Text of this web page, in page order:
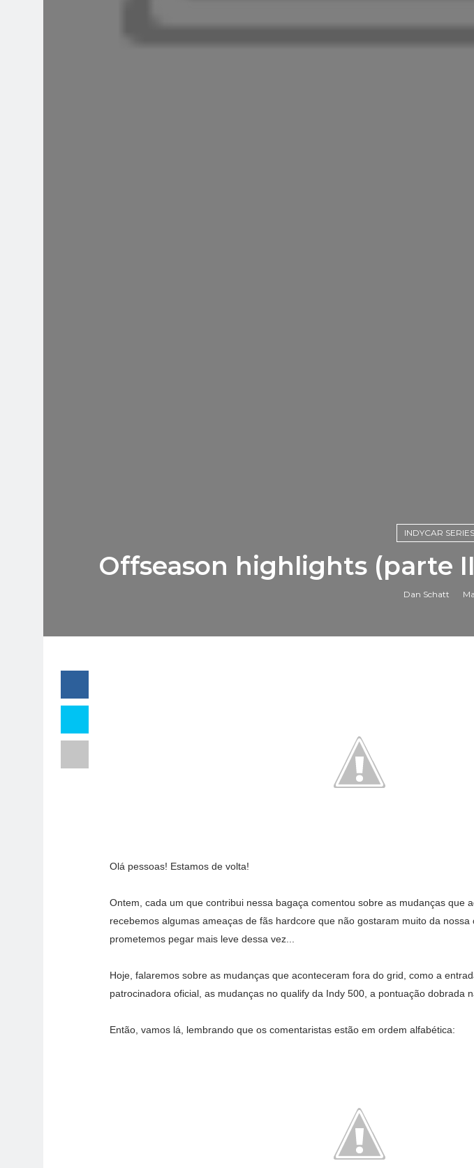
INDYCAR SERIES
Offseason highlights (parte
Dan Schatt
Olá pessoas! Estamos de volta!
Ontem, cada um que contribui nessa bagaça comentou sobre as mudanças que
recebemos algumas ameaças de fãs hardcore que não gostaram muito da nossa
prometemos pegar mais leve dessa vez...
Hoje, falaremos sobre as mudanças que aconteceram fora do grid, como a
patrocinadora oficial, as mudanças no qualify da Indy 500, a pontuação dobrada
Então, vamos lá, lembrando que os comentaristas estão em ordem alfabética: